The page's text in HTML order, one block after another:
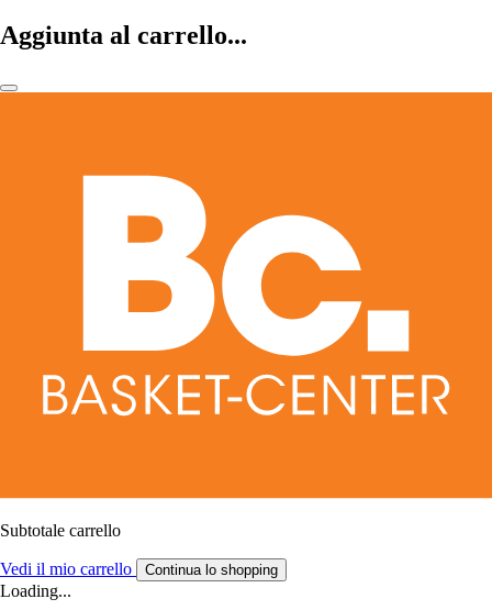
Aggiunta al carrello...
Subtotale carrello
Vedi il mio carrello Continua lo shopping
Loading...